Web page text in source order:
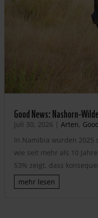
Good News: Nashorn-
Juli 30, 2026 | Arten,
In Namibia wurden 2025
wie seit mehr als 10
53% zeigt, dass
mehr lesen